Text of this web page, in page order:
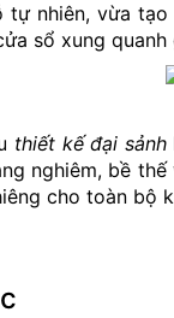
nhiên, vừa
sổ xung quanh
thiết kế đại sảnh
nghiêm, bề
cho toàn bộ